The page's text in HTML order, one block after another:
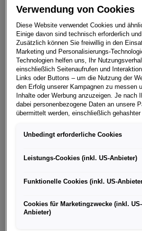
Verwendung von Cookies
Diese Website verwendet Cookies und
Einige davon sind technisch erforderlich
Zusätzlich können Sie freiwillig in den
Marketing und Personalisierungs-
Technologien helfen uns, Ihr
einschließlich Seitenaufrufen und
Links oder Buttons – um die Nutzung der
den Erfolg unserer Kampagnen zu messen
Inhalte oder Werbung anzuzeigen. Je nach
dabei personenbezogene Daten an unsere
übermittelt werden, einschließlich gehashter
(z. B. E Mail Adresse oder Telefonnummer).
Dienste der Google Ireland Ltd., die
die Google LLC in den USA weiterleiten
und eingeschränkte
von Standardvertragsklauseln der
Unbedingt erforderliche Cookies
Leistungs-Cookies (inkl. US-Anbieter)
Funktionelle Cookies (inkl. US-
Cookies für Marketingzwecke (inkl. US-
Anbieter)